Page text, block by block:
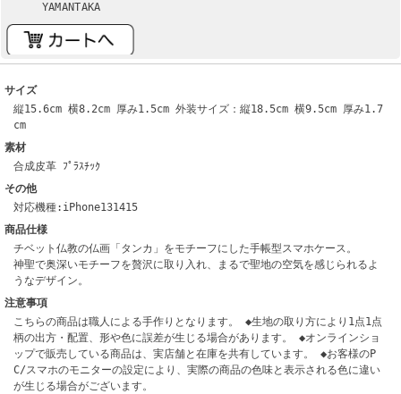
YAMANTAKA
サイズ
縦15.6cm 横8.2cm 厚み1.5cm 外装サイズ：縦18.5cm 横9.5cm 厚み1.7
cm
素材
合成皮革 ﾌﾟﾗｽﾁｯｸ
その他
対応機種:iPhone131415
商品仕様
チベット仏教の仏画「タンカ」をモチーフにした手帳型スマホケース。
神聖で奥深いモチーフを贅沢に取り入れ、まるで聖地の空気を感じられるよ
うなデザイン。
注意事項
こちらの商品は職人による手作りとなります。 ◆生地の取り方により1点1点
柄の出方・配置、形や色に誤差が生じる場合があります。 ◆オンラインショ
ップで販売している商品は、実店舗と在庫を共有しています。 ◆お客様のP
C/スマホのモニターの設定により、実際の商品の色味と表示される色に違い
が生じる場合がございます。